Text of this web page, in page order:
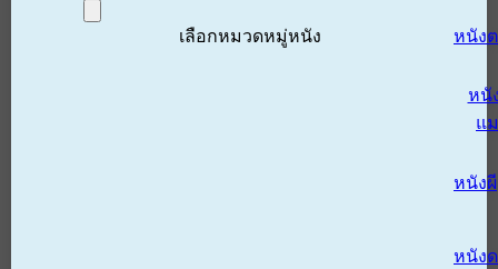
เลือกหมวดหมู่หนัง หนัง
หนั
แ
หนังผี
หนัง